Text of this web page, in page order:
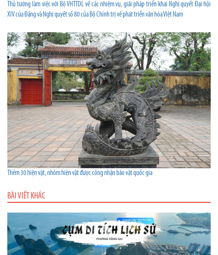
Thủ tướng làm việc với Bộ VHTTDL về các nhiệm vụ, giải pháp triển khai Nghị quyết Đại hội
XIV của Đảng và Nghị quyết số 80 của Bộ Chính trị về phát triển văn hóa Việt Nam
Thêm 30 hiện vật, nhóm hiện vật được công nhận bảo vật quốc gia
BÀI VIẾT KHÁC